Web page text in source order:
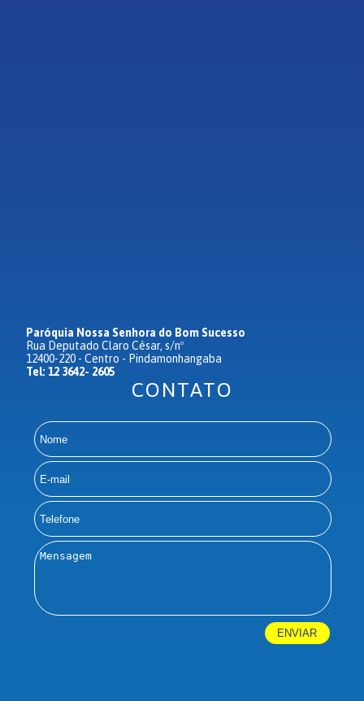
Paróquia Nossa Senhora do Bom Sucesso
Rua Deputado Claro César, s/nº
12400-220 - Centro - Pindamonhangaba
Tel: 12 3642- 2605
CONTATO